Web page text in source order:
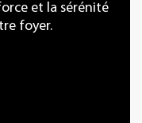
et la sérénité
foyer.